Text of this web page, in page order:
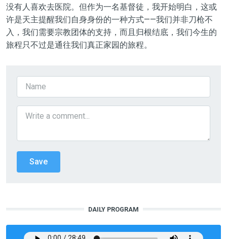
没有人喜欢去医院。但作为一名基督徒，我开始明白，这或
许是天主提醒我们自身身份的一种方式——我们并非刀枪不
入，我们需要宗教团体的支持，而且归根结底，我们今生的
旅程只不过是通往我们真正家园的旅程。
DAILY PROGRAM